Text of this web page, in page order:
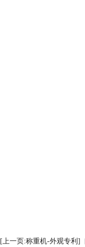
[上一页:称重机-外观专利]